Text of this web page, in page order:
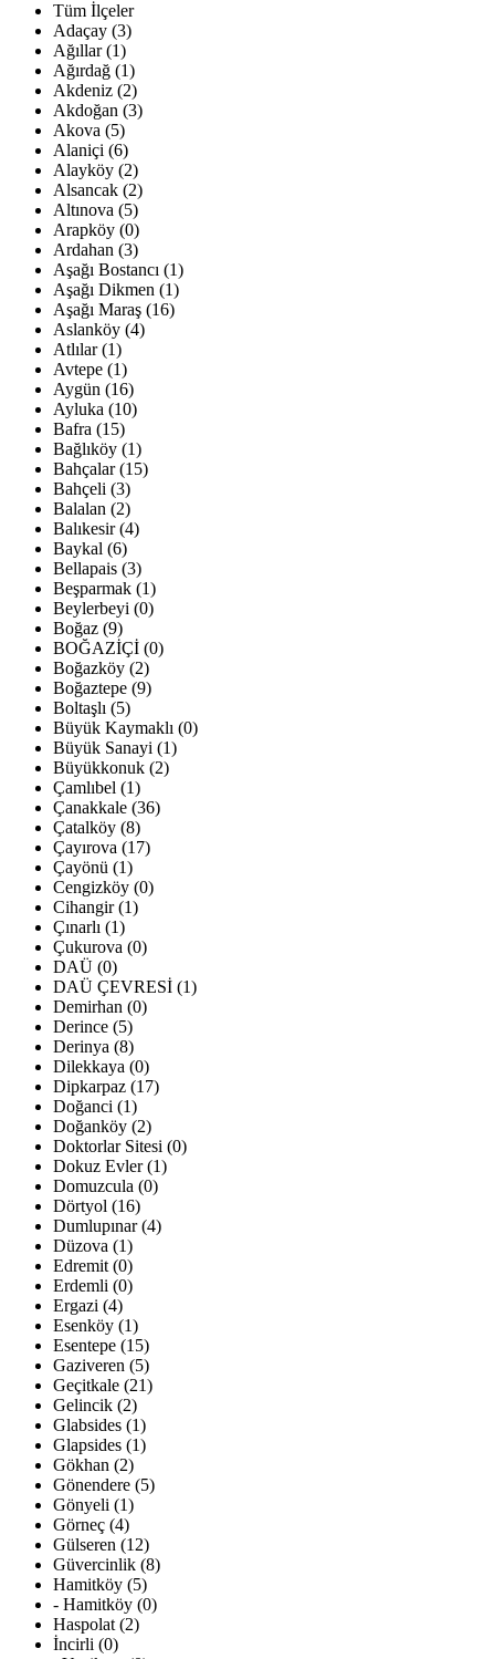
Tüm İlçeler
Adaçay (3)
Ağıllar (1)
Ağırdağ (1)
Akdeniz (2)
Akdoğan (3)
Akova (5)
Alaniçi (6)
Alayköy (2)
Alsancak (2)
Altınova (5)
Arapköy (0)
Ardahan (3)
Aşağı Bostancı (1)
Aşağı Dikmen (1)
Aşağı Maraş (16)
Aslanköy (4)
Atlılar (1)
Avtepe (1)
Aygün (16)
Ayluka (10)
Bafra (15)
Bağlıköy (1)
Bahçalar (15)
Bahçeli (3)
Balalan (2)
Balıkesir (4)
Baykal (6)
Bellapais (3)
Beşparmak (1)
Beylerbeyi (0)
Boğaz (9)
BOĞAZİÇİ (0)
Boğazköy (2)
Boğaztepe (9)
Boltaşlı (5)
Büyük Kaymaklı (0)
Büyük Sanayi (1)
Büyükkonuk (2)
Çamlıbel (1)
Çanakkale (36)
Çatalköy (8)
Çayırova (17)
Çayönü (1)
Cengizköy (0)
Cihangir (1)
Çınarlı (1)
Çukurova (0)
DAÜ (0)
DAÜ ÇEVRESİ (1)
Demirhan (0)
Derince (5)
Derinya (8)
Dilekkaya (0)
Dipkarpaz (17)
Doğanci (1)
Doğanköy (2)
Doktorlar Sitesi (0)
Dokuz Evler (1)
Domuzcula (0)
Dörtyol (16)
Dumlupınar (4)
Düzova (1)
Edremit (0)
Erdemli (0)
Ergazi (4)
Esenköy (1)
Esentepe (15)
Gaziveren (5)
Geçitkale (21)
Gelincik (2)
Glabsides (1)
Glapsides (1)
Gökhan (2)
Gönendere (5)
Gönyeli (1)
Görneç (4)
Gülseren (12)
Güvercinlik (8)
Hamitköy (5)
- Hamitköy (0)
Haspolat (2)
İncirli (0)